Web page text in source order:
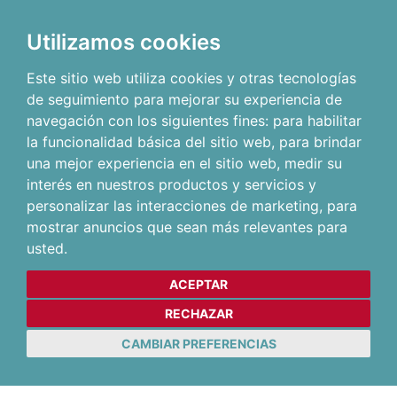
Utilizamos cookies
Este sitio web utiliza cookies y otras tecnologías
de seguimiento para mejorar su experiencia de
navegación con los siguientes fines: para habilitar
la funcionalidad básica del sitio web, para brindar
una mejor experiencia en el sitio web, medir su
interés en nuestros productos y servicios y
personalizar las interacciones de marketing, para
mostrar anuncios que sean más relevantes para
usted.
ACEPTAR
RECHAZAR
CAMBIAR PREFERENCIAS